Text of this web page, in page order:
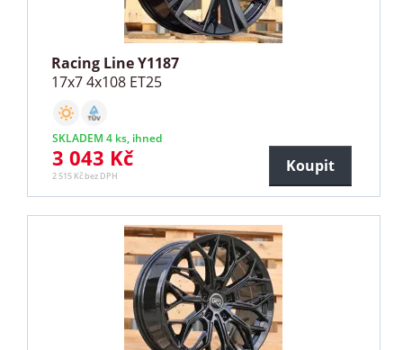
Racing Line Y1187
17x7 4x108 ET25
SKLADEM 4 ks, ihned
3 043 Kč
2 515 Kč bez DPH
Koupit